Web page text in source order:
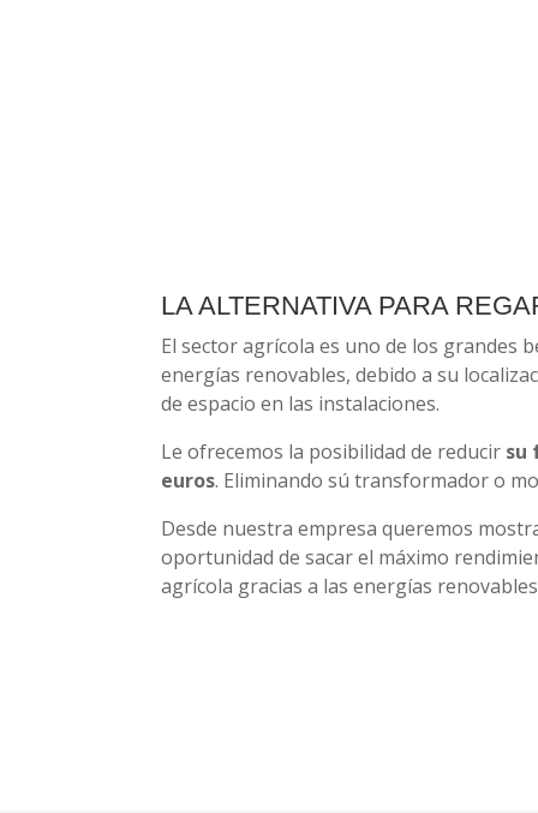
LA ALTERNATIVA PARA
El sector agrícola es uno de los grandes
energías renovables, debido a su
de espacio en las instalaciones.
Le ofrecemos la posibilidad de reducir su
euros. Eliminando sú transformador o
Desde nuestra empresa queremos
oportunidad de sacar el máximo
agrícola gracias a las energías